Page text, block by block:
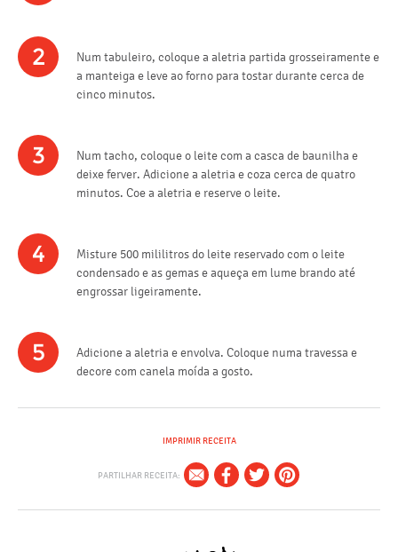
2
Num tabuleiro, coloque a aletria partida grosseiramente e
a manteiga e leve ao forno para tostar durante cerca de
cinco minutos.
3
Num tacho, coloque o leite com a casca de baunilha e
deixe ferver. Adicione a aletria e coza cerca de quatro
minutos. Coe a aletria e reserve o leite.
4
Misture 500 mililitros do leite reservado com o leite
condensado e as gemas e aqueça em lume brando até
engrossar ligeiramente.
5
Adicione a aletria e envolva. Coloque numa travessa e
decore com canela moída a gosto.
IMPRIMIR RECEITA
PARTILHAR RECEITA: